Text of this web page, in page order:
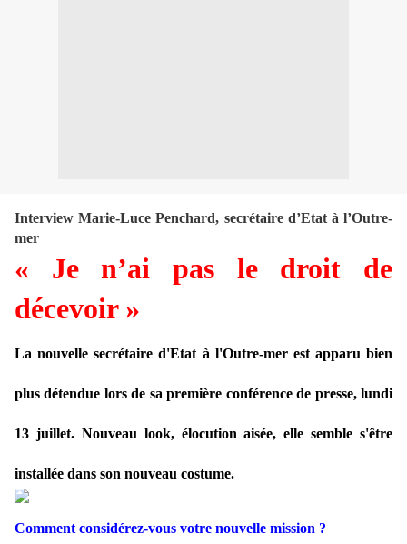
Interview Marie-Luce Penchard, secrétaire d’Etat à l’Outre-
mer
« Je n’ai pas le droit de
décevoir »
La nouvelle secrétaire d'Etat à l'Outre-mer est apparu bien
plus détendue lors de sa première conférence de presse, lundi
13 juillet. Nouveau look, élocution aisée, elle semble s'être
installée dans son nouveau costume.
Comment considérez-vous votre nouvelle mission ?